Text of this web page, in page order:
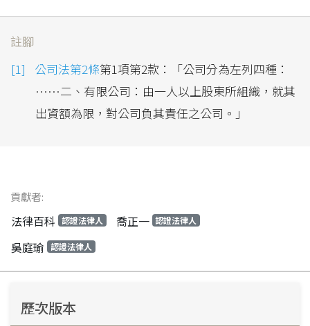
註腳
公司法第2條第1項第2款：「公司分為左列四種：
……二、有限公司：由一人以上股東所組織，就其
出資額為限，對公司負其責任之公司。」
貢獻者:
法律百科 認證法律人 喬正一 認證法律人
吳庭瑜 認證法律人
歷次版本